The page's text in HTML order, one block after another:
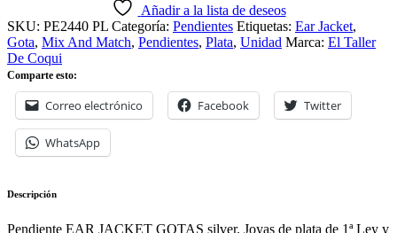
Añadir a la lista de deseos
SKU: PE2440 PL Categoría: Pendientes Etiquetas: Ear Jacket,
Gota, Mix And Match, Pendientes, Plata, Unidad Marca: El Taller
De Coqui
Comparte esto:
Correo electrónico Facebook Twitter
WhatsApp
Descripción
Pendiente EAR JACKET GOTAS silver. Joyas de plata de 1ª Ley y